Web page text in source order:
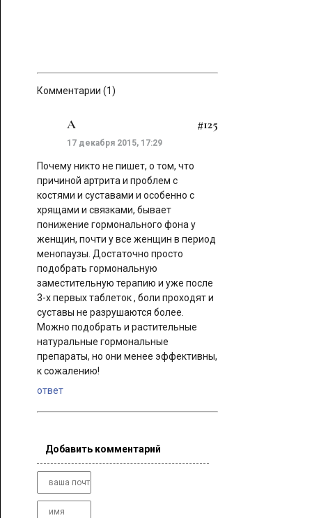
Комментарии (1)
A #125
17 декабря 2015, 17:29
Почему никто не пишет, о том, что
причиной артрита и проблем с
костями и суставами и особенно с
хрящами и связками, бывает
понижение гормонального фона у
женщин, почти у все женщин в период
менопаузы. Достаточно просто
подобрать гормональную
заместительную терапию и уже после
3-х первых таблеток , боли проходят и
суставы не разрушаются более.
Можно подобрать и растительные
натуральные гормональные
препараты, но они менее эффективны,
к сожалению!
ответ
Добавить комментарий